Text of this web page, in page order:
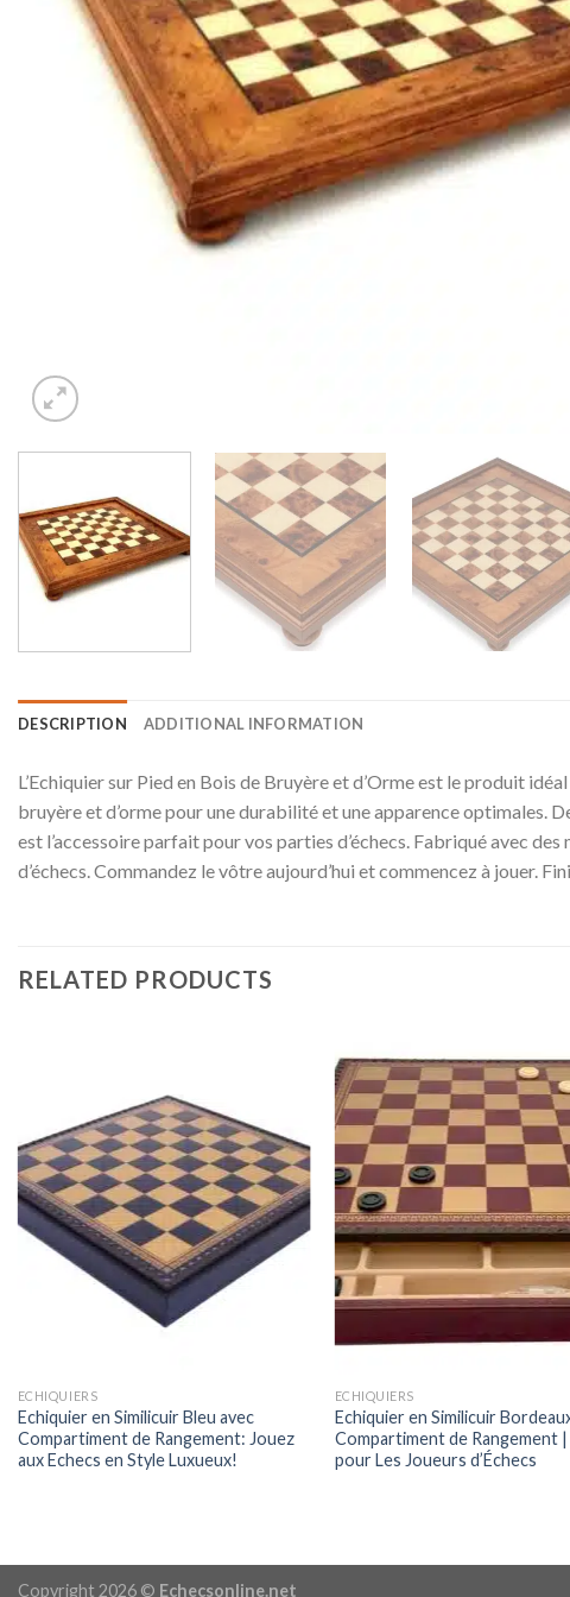
DESCRIPTION ADDITIONAL INFORMATION
L’Echiquier sur Pied en Bois de Bruyère et d’Orme est le produit
bruyère et d’orme pour une durabilité et une apparence optimales.
est l’accessoire parfait pour vos parties d’échecs. Fabriqué avec
d’échecs. Commandez le vôtre aujourd’hui et commencez à jouer.
RELATED PRODUCTS
ECHIQUIERS
Echiquier en Similicuir Bleu avec
Compartiment de Rangement: Jouez
aux Echecs en Style Luxueux!
ECHIQUIERS
Echiquier en Similicuir
Compartiment de Rangement |
pour Les Joueurs d’Échecs
Copyright 2026 © Echecsonline.net